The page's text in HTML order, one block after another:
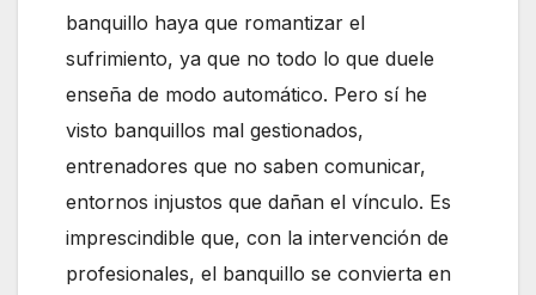
banquillo haya que romantizar el
sufrimiento, ya que no todo lo que duele
enseña de modo automático. Pero sí he
visto banquillos mal gestionados,
entrenadores que no saben comunicar,
entornos injustos que dañan el vínculo. Es
imprescindible que, con la intervención de
profesionales, el banquillo se convierta en